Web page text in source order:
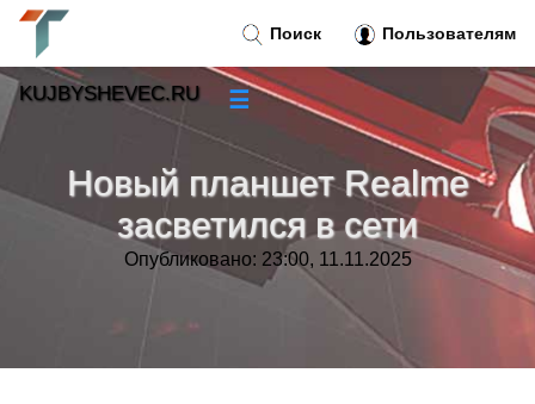
Новый планшет Realme
засветился в сети
Опубликовано: 23:00, 11.11.2025
Поиск Пользователям
KUJBYSHEVEC.RU ☰
»
Тренды новостей»
»